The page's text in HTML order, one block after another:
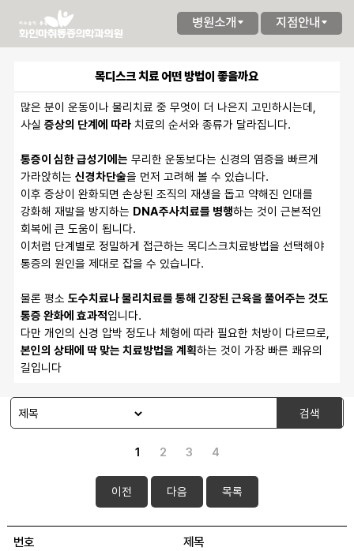
병원소개 지점안내
목디스크 치료 어떤 방법이 좋을까요
많은 분이 운동이나 물리치료 중 무엇이 더 나은지 고민하시는데,
사실증상의 단계에 따라 치료의 순서와 종류가 달라집니다.
통증이 심한 급성기에는 무리한 운동보다는 신경의 염증을 빠르게
가라앉히는신경차단술을 먼저 고려해 볼 수 있습니다.
이후 증상이 완화되면 손상된 조직의 재생을 돕고 약해진 인대를
강화해 재발을 방지하는 DNA주사치료를 병행하는 것이 근본적인
회복에 큰 도움이 됩니다.
이처럼 단계별로 정밀하게 접근하는 목디스크치료방법을 선택해야
통증의 원인을 제대로 잡을 수 있습니다.
물론 평소도수치료나 물리치료를 통해 긴장된 근육을 풀어주는 것도
통증 완화에 효과적입니다.
다만 개인의 신경 압박 정도나 체형에 따라 필요한 처방이 다르므로,
본인의 상태에 딱 맞는 치료방법을 계획하는 것이 가장 빠른 쾌유의
길입니다
검색
1 2 3 4
이전 다음 목록
번호 제목